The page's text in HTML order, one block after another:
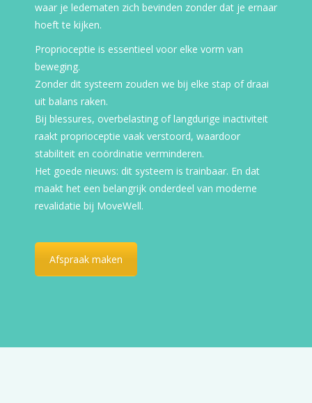
waar je ledematen zich bevinden zonder dat je ernaar
hoeft te kijken.
Proprioceptie is essentieel voor elke vorm van
beweging.
Zonder dit systeem zouden we bij elke stap of draai
uit balans raken.
Bij blessures, overbelasting of langdurige inactiviteit
raakt proprioceptie vaak verstoord, waardoor
stabiliteit en coördinatie verminderen.
Het goede nieuws: dit systeem is trainbaar. En dat
maakt het een belangrijk onderdeel van moderne
revalidatie bij MoveWell.
Afspraak maken